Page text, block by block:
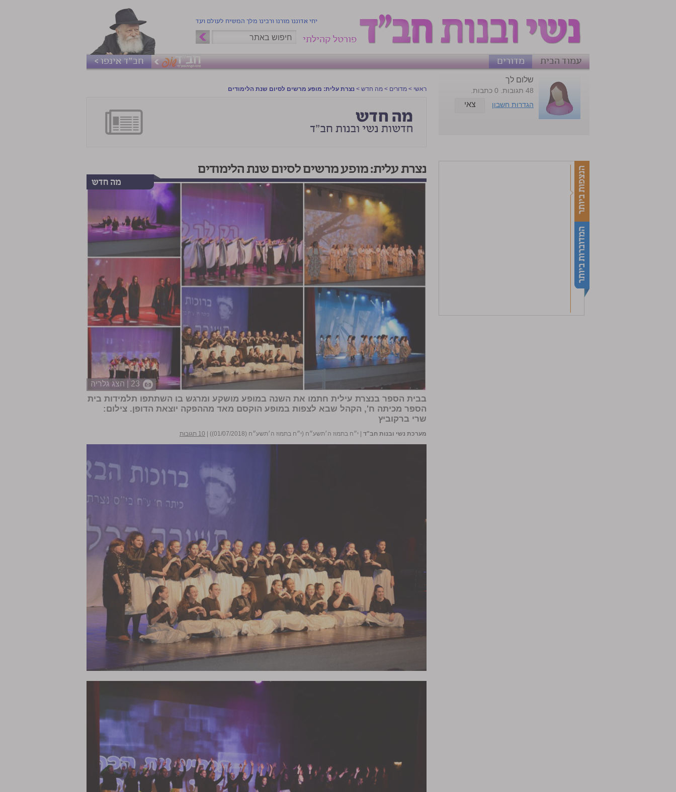
יחי אדוננו מורנו ורבינו מלך המשיח לעולם ועד
פורטל קהילתי
עמוד הבית
מדורים חב"ד אינפו >
ראשי > מדורים > מה חדש > נצרת עלית: מופע מרשים לסיום שנת הלימודים
נצרת עלית: מופע מרשים לסיום שנת הלימודים
23 | הצג גלריה
בבית הספר בנצרת עילית חתמו את השנה במופע מושקע ומרגש בו השתתפו תלמידות בית
הספר מכיתה ח', הקהל שבא לצפות במופע הוקסם מאד מההפקה יוצאת הדופן. צילום:
שרי ברקוביץ
מערכת נשי ובנות חב"ד י״ח בתמוז ה׳תשע״ח (י״ח בתמוז ה׳תשע״ח (01/07/2018)) 10 תגובות
שלום לך
48 תגובות. 0 כתבות.
הגדרות חשבון
צאי